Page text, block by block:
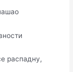
распадну,